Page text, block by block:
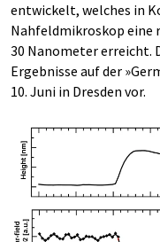
entwickelt, welches in
Nahfeldmikroskop eine
30 Nanometer erreicht.
Ergebnisse auf der
10. Juni in Dresden vor.